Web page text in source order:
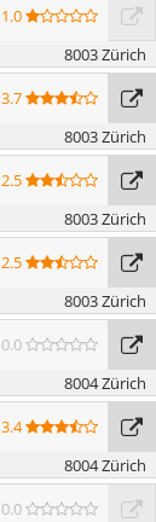
1.0
8003 Zürich
3.7
8003 Zürich
2.5
8003 Zürich
2.5
8003 Zürich
0.0
8004 Zürich
3.4
8004 Zürich
0.0